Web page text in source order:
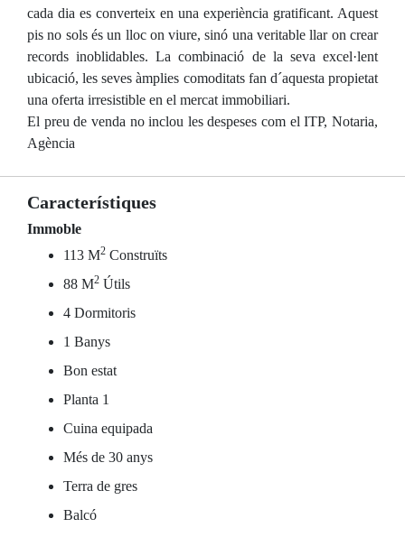
cada dia es converteix en una experiència gratificant. Aquest
pis no sols és un lloc on viure, sinó una veritable llar on crear
records inoblidables. La combinació de la seva excel·lent
ubicació, les seves àmplies comoditats fan d´aquesta propietat
una oferta irresistible en el mercat immobiliari.
El preu de venda no inclou les despeses com el ITP, Notaria,
Agència
Característiques
Immoble
113 M2 Construïts
88 M2 Útils
4 Dormitoris
1 Banys
Bon estat
Planta 1
Cuina equipada
Més de 30 anys
Terra de gres
Balcó